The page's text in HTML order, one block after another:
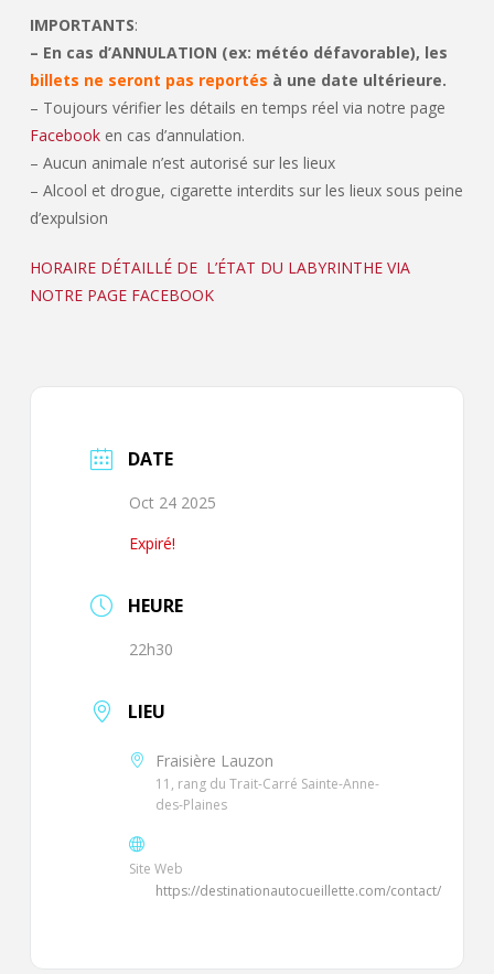
IMPORTANTS:
– En cas d’ANNULATION (ex: météo défavorable), les
billets ne seront pas reportés à une date ultérieure.
– Toujours vérifier les détails en temps réel via notre page
Facebooken cas d’annulation.
– Aucun animale n’est autorisé sur les lieux
– Alcool et drogue, cigarette interdits sur les lieux sous peine
d’expulsion
HORAIRE DÉTAILLÉ DE L’ÉTAT DU LABYRINTHE VIA
NOTRE PAGE FACEBOOK
DATE
Oct 24 2025
Expiré!
HEURE
22h30
LIEU
Fraisière Lauzon
11, rang du Trait-Carré Sainte-Anne-
des-Plaines
Site Web
https://destinationautocueillette.com/contact/